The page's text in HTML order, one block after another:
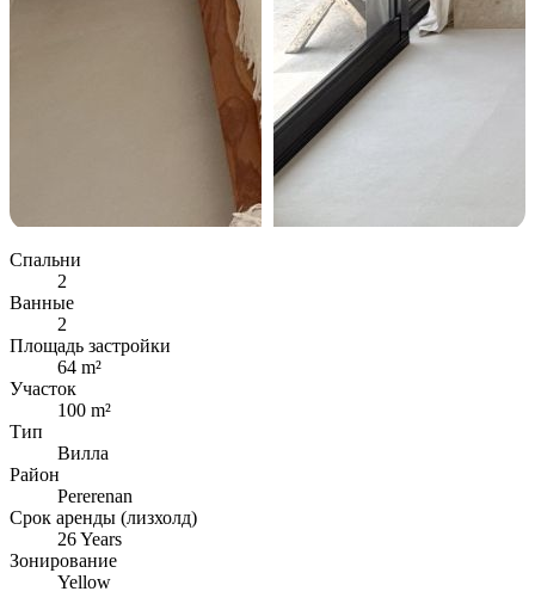
Спальни
2
Ванные
2
Площадь застройки
64 m²
Участок
100 m²
Тип
Вилла
Район
Pererenan
Срок аренды (лизхолд)
26 Years
Зонирование
Yellow